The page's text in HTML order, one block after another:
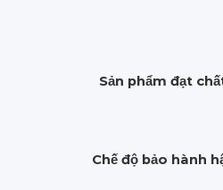
Sản phẩm đạt
Chế độ bảo hành